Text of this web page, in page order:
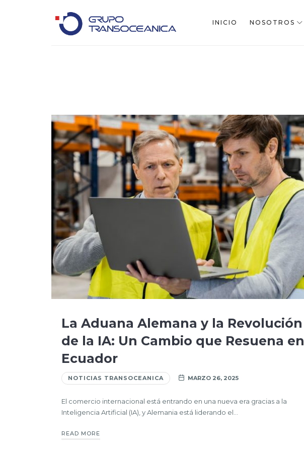
INICIO NOSOTROS
La Aduana Alemana y la Revolución
de la IA: Un Cambio que Resuena en
Ecuador
NOTICIAS TRANSOCEANICA MARZO 26, 2025
El comercio internacional está entrando en una nueva era gracias a la
Inteligencia Artificial (IA), y Alemania está liderando el…
READ MORE